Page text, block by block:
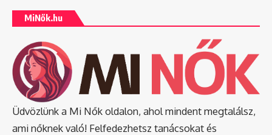
MiNők.hu
Üdvözlünk a Mi Nők oldalon, ahol mindent megtalálsz,
ami nőknek való! Felfedezhetsz tanácsokat és